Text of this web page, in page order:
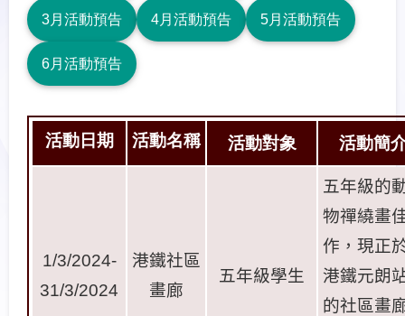
3月活動預告 4月活動預告 5月活動預告
6月活動預告
活動日期 活動名稱 活動對象 活動簡
1/3/2024-
31/3/2024
港鐵社區
畫廊
五年級學生
五年級的
物禪繞畫
作，現正
港鐵元朗
的社區畫